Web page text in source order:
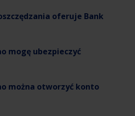
oferuje Bank
mogę ubezpieczyć
można otworzyć konto